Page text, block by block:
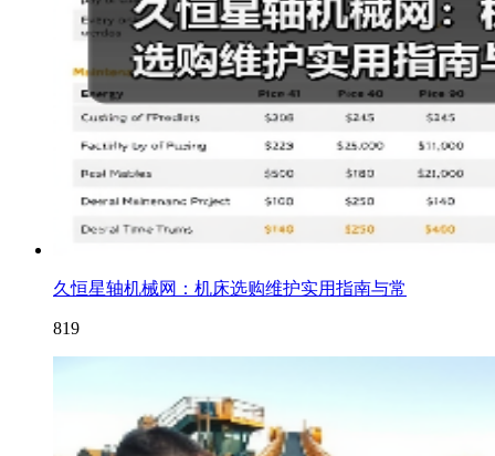
久恒星轴机械网：机床选购维护实用指南与常
819